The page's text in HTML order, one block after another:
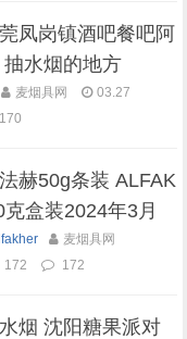
凤岗镇酒吧餐吧阿
水烟的地方
麦烟具网
03.27
170
赫50g条装 ALFAK
盒装2024年3月
麦烟具网
172 172
烟 沈阳糖果派对